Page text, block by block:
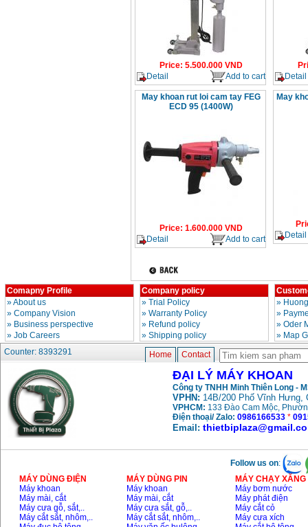
Price: 5.500.000 VND
Detail
Add to cart
Detail
May khoan rut loi cam tay FEG
ECD 95 (1400W)
Price: 1.600.000 VND
Detail
Add to cart
May
Detail
Comapny Profile
»About us
» Company Vision
» Business perspective
» Job Careers
Company policy
» Trial Policy
» Warranty Policy
» Refund policy
» Shipping policy
»
»
» Oder
» Map
Counter: 8393291
Home Contact
ĐẠI LÝ MÁY KHOAN
Công ty TNHH Minh Thiên Long -
VPHN: 14B/200 Phố Vĩnh Hưng,
VPHCM: 133 Đào Cam Mộc,
Điện thoại/ Zalo: 0986166533 *
Email:
Follow us on:
MÁY DÙNG ĐIỆN
Máy khoan
Máy mài, cắt
Máy cưa gỗ, sắt,..
Máy cắt sắt, nhôm,..
MÁY DÙNG PIN
Máy khoan
Máy mài, cắt
Máy cưa sắt, gỗ,..
Máy cắt sắt, nhôm,..
MÁY CHẠY
Máy bơm nước
Máy phát điện
Máy cắt cỏ
Máy cưa xích